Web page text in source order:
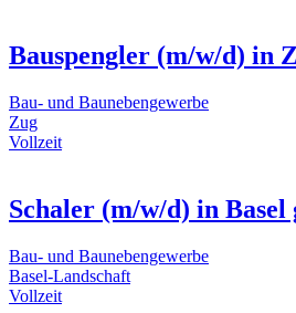
Bauspengler (m/w/d) in
Bau- und Baunebengewerbe
Zug
Vollzeit
Schaler (m/w/d) in Basel
Bau- und Baunebengewerbe
Basel-Landschaft
Vollzeit